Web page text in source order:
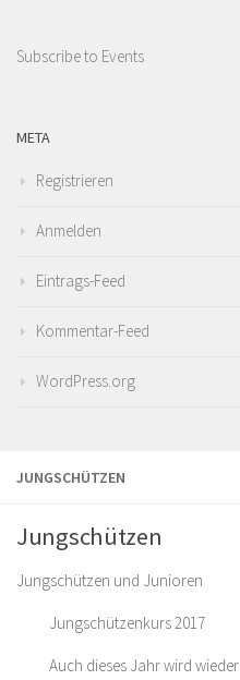
JUNGSCHÜTZEN
Jungschützen
Jungschützen und Junioren
Jungschützenkurs 2017
Auch dieses Jahr wird
Subscribe to Events
META
Registrieren
Anmelden
Eintrags-Feed
Kommentar-Feed
WordPress.org